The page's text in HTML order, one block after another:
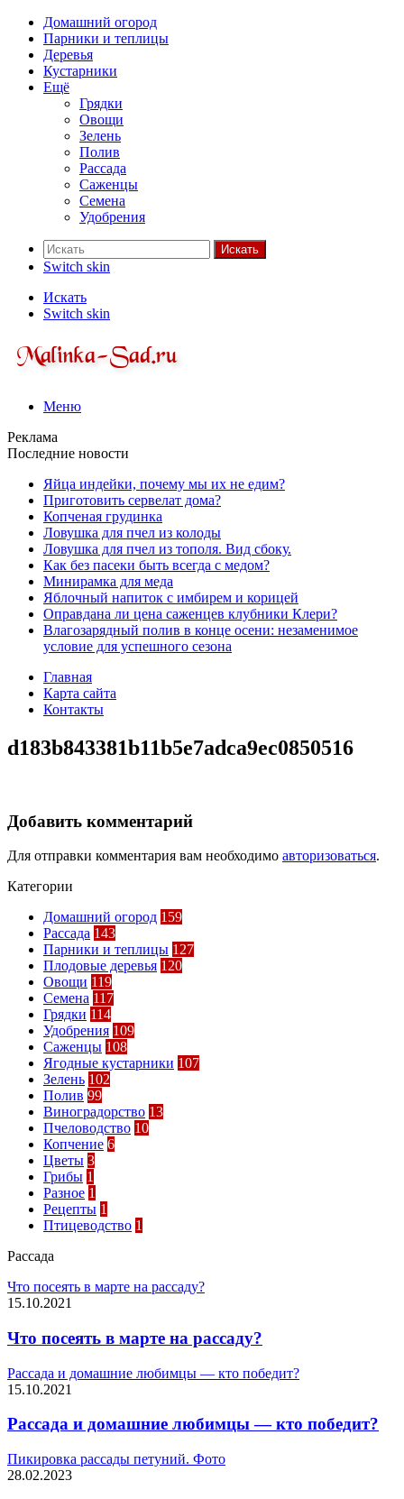
Домашний огород
Парники и теплицы
Деревья
Кустарники
Ещё
Грядки
Овощи
Зелень
Полив
Рассада
Саженцы
Семена
Удобрения
Искать
Switch skin
Искать
Switch skin
Меню
Реклама
Последние новости
Яйца индейки, почему мы их не едим?
Приготовить сервелат⁠⁠ дома?
Копченая грудинка
Ловушка для пчел из колоды
Ловушка для пчел из тополя. Вид сбоку.
Как без пасеки быть всегда с медом?
Минирамка для меда
Яблочный напиток с имбирем и корицей
Оправдана ли цена саженцев клубники Клери?
Влагозарядный полив в конце осени: незаменимое
условие для успешного сезона
Главная
Карта сайта
Контакты
d183b843381b11b5e7adca9ec0850516
Добавить комментарий
Для отправки комментария вам необходимо авторизоваться.
Категории
Домашний огород 159
Рассада 143
Парники и теплицы 127
Плодовые деревья 120
Овощи 119
Семена 117
Грядки 114
Удобрения 109
Саженцы 108
Ягодные кустарники 107
Зелень 102
Полив 99
Виноградорство 13
Пчеловодство 10
Копчение 6
Цветы 3
Грибы 1
Разное 1
Рецепты 1
Птицеводство 1
Рассада
Что посеять в марте на рассаду?
15.10.2021
Что посеять в марте на рассаду?
Рассада и домашние любимцы — кто победит?
15.10.2021
Рассада и домашние любимцы — кто победит?
Пикировка рассады петуний. Фото
28.02.2023